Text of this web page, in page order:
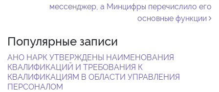
мессенджер, а Минцифры перечислило его
основные функции
Популярные записи
АНО НАРК УТВЕРЖДЕНЫ НАИМЕНОВАНИЯ
КВАЛИФИКАЦИЙ И ТРЕБОВАНИЯ К
КВАЛИФИКАЦИЯМ В ОБЛАСТИ УПРАВЛЕНИЯ
ПЕРСОНАЛОМ